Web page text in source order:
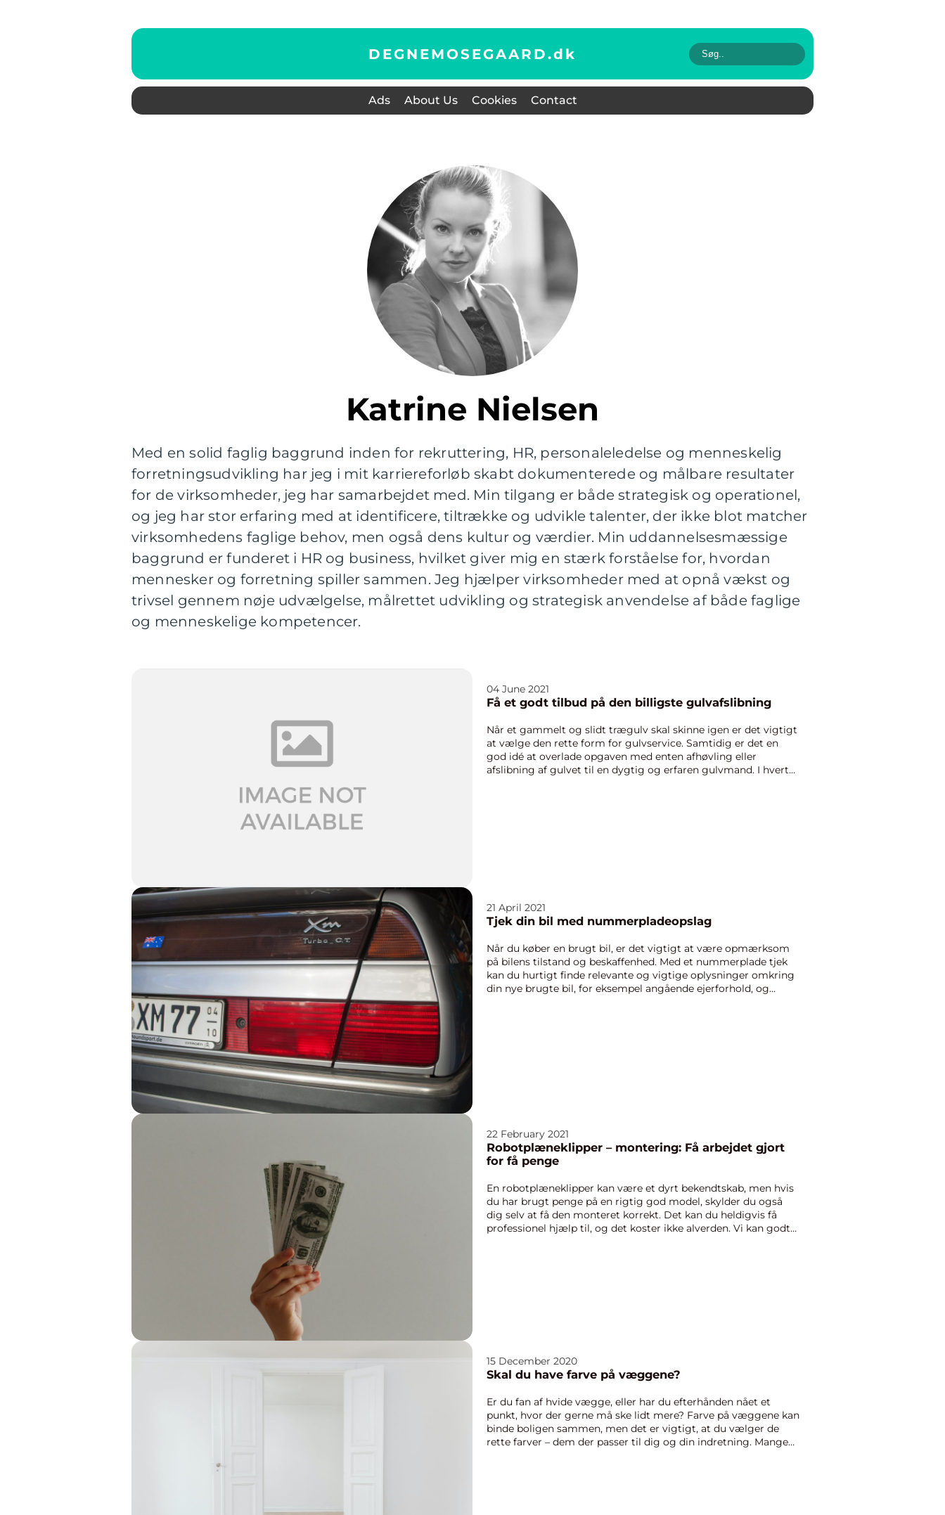
DEGNEMOSEGAARD.dk
Ads About Us Cookies Contact
Katrine Nielsen
Med en solid faglig baggrund inden for rekruttering, HR, personaleledelse og menneskelig
forretningsudvikling har jeg i mit karriereforløb skabt dokumenterede og målbare resultater
for de virksomheder, jeg har samarbejdet med. Min tilgang er både strategisk og operationel,
og jeg har stor erfaring med at identificere, tiltrække og udvikle talenter, der ikke blot matcher
virksomhedens faglige behov, men også dens kultur og værdier. Min uddannelsesmæssige
baggrund er funderet i HR og business, hvilket giver mig en stærk forståelse for, hvordan
mennesker og forretning spiller sammen. Jeg hjælper virksomheder med at opnå vækst og
trivsel gennem nøje udvælgelse, målrettet udvikling og strategisk anvendelse af både faglige
og menneskelige kompetencer.
04 June 2021
Få et godt tilbud på den billigste gulvafslibning
Når et gammelt og slidt trægulv skal skinne igen er det vigtigt
at vælge den rette form for gulvservice. Samtidig er det en
god idé at overlade opgaven med enten afhøvling eller
afslibning af gulvet til en dygtig og erfaren gulvmand. I hvert
21 April 2021
Tjek din bil med nummerpladeopslag
Når du køber en brugt bil, er det vigtigt at være opmærksom
på bilens tilstand og beskaffenhed. Med et nummerplade tjek
kan du hurtigt finde relevante og vigtige oplysninger omkring
din nye brugte bil, for eksempel angående ejerforhold, og
22 February 2021
Robotplæneklipper – montering: Få arbejdet gjort
for få penge
En robotplæneklipper kan være et dyrt bekendtskab, men hvis
du har brugt penge på en rigtig god model, skylder du også
dig selv at få den monteret korrekt. Det kan du heldigvis få
professionel hjælp til, og det koster ikke alverden. Vi kan godt
15 December 2020
Skal du have farve på væggene?
Er du fan af hvide vægge, eller har du efterhånden nået et
punkt, hvor der gerne må ske lidt mere? Farve på væggene kan
binde boligen sammen, men det er vigtigt, at du vælger de
rette farver – dem der passer til dig og din indretning. Mange